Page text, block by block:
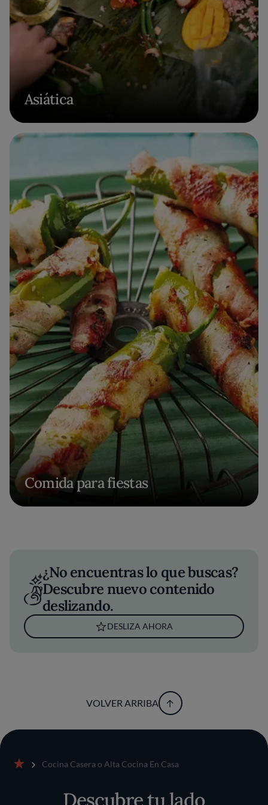
Asiática
Comida para fiestas
¿No encuentras lo que buscas?
Descubre nuevo contenido
deslizando.
DESLIZA AHORA
VOLVER ARRIBA
Cocina Casera o Alta Cocina En Casa
Descubre tu lado